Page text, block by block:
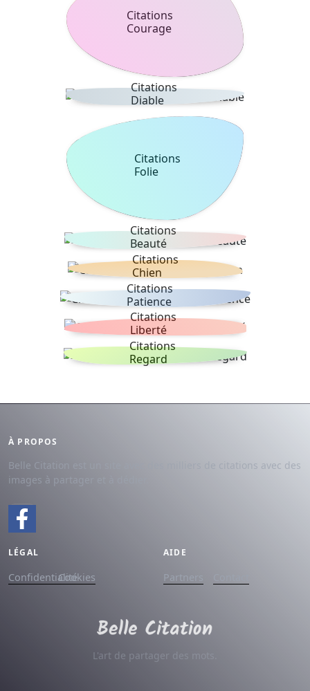
Citations
Courage
Citations
Diable
Citations
Folie
Citations
Beauté
Citations
Chien
Citations
Patience
Citations
Liberté
Citations
Regard
À PROPOS
Belle Citation est un site avec des milliers de citations avec des
images à partager et à dédier.
LÉGAL
ConfidentialitéCookies
AIDE
Partners
L'art de partager des mots.